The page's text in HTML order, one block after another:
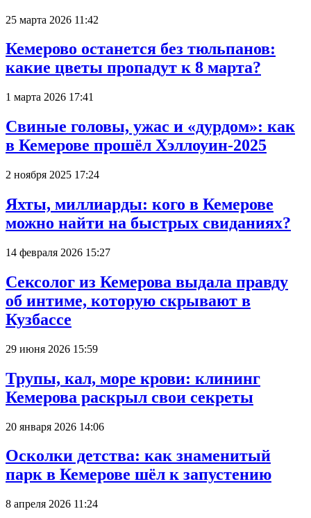
25 марта 2026 11:42
Кемерово останется без тюльпанов:
какие цветы пропадут к 8 марта?
1 марта 2026 17:41
Свиные головы, ужас и «дурдом»: как
в Кемерове прошёл Хэллоуин-2025
2 ноября 2025 17:24
Яхты, миллиарды: кого в Кемерове
можно найти на быстрых свиданиях?
14 февраля 2026 15:27
Сексолог из Кемерова выдала правду
об интиме, которую скрывают в
Кузбассе
29 июня 2026 15:59
Трупы, кал, море крови: клининг
Кемерова раскрыл свои секреты
20 января 2026 14:06
Осколки детства: как знаменитый
парк в Кемерове шёл к запустению
8 апреля 2026 11:24